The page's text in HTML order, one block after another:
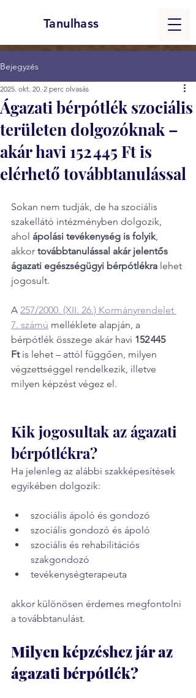
Tanulhass
Bejegyzés
Ágazati bérpótlék szociális
területen dolgozóknak –
akár havi 152 445 Ft is
elérhető továbbtanulással
2025. okt. 20. 2 perc olvasás
Sokan nem tudják, de ha szociális
szakellátó intézményben dolgozik,
ahol ápolási tevékenység is folyik,
akkor továbbtanulással akár jelentős
ágazati egészségügyi bérpótlékra lehet
jogosult.
A 257/2000. (XII. 26.) Kormányrendelet
7. számú melléklete alapján, a
bérpótlék összege akár havi 152 445
Ft is lehet – attól függően, milyen
végzettséggel rendelkezik, illetve
milyen képzést végez el.
Kik jogosultak az ágazati
bérpótlékra?
Ha jelenleg az alábbi szakképesítések
egyikében dolgozik:
szociális ápoló és gondozó
szociális gondozó és ápoló
szociális és rehabilitációs
szakgondozó
tevékenységterapeuta
akkor különösen érdemes megfontolni
a továbbtanulást.
Milyen képzéshez jár az
ágazati bérpótlék?